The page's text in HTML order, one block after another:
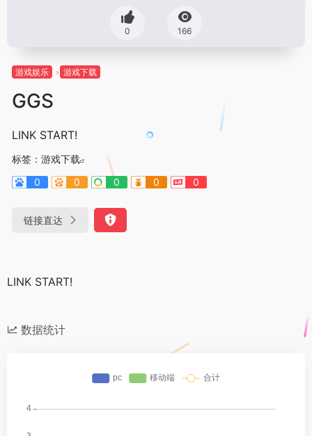
0 166
游戏娱乐 游戏下载
GGS
LINK START!
标签： 游戏下载
0
0 0 0 0
链接直达
LINK START!
数据统计